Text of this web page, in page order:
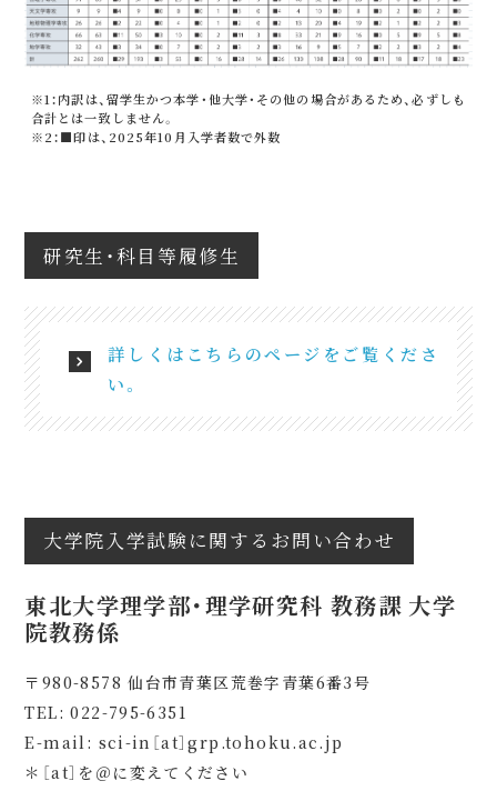
※1：内訳は、留学生かつ本学・他大学・その他の場合があるため、必ずしも
合計とは一致しません。
※2：■印は、2025年10月入学者数で外数
研究生・科目等履修生
詳しくはこちらのページをご覧くださ
い。
大学院入学試験に関するお問い合わせ
東北大学理学部・理学研究科 教務課 大学
院教務係
〒 980-8578 仙台市青葉区荒巻字青葉6番3号
TEL:022-795-6351
E-mail: sci-in［at］grp.tohoku.ac.jp
＊［at］を＠に変えてください